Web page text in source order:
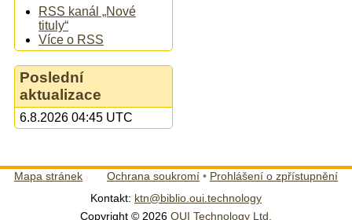
RSS kanál „Nové
tituly“
Více o RSS
Poslední
aktualizace
6.8.2026 04:45 UTC
Mapa stránek Ochrana soukromí • Prohlášení o zpřístupnění
Kontakt: ktn@biblio.oui.technology
Copyright © 2026 OUI Technology Ltd.